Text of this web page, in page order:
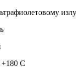
+180 C